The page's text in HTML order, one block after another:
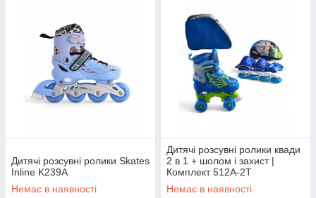
Дитячі розсувні ролики Skates
Inline K239A
Немає в наявності
Дитячі розсувні ролики квади
2 в 1 + шолом і захист |
Комплект 512A-2T
Немає в наявності